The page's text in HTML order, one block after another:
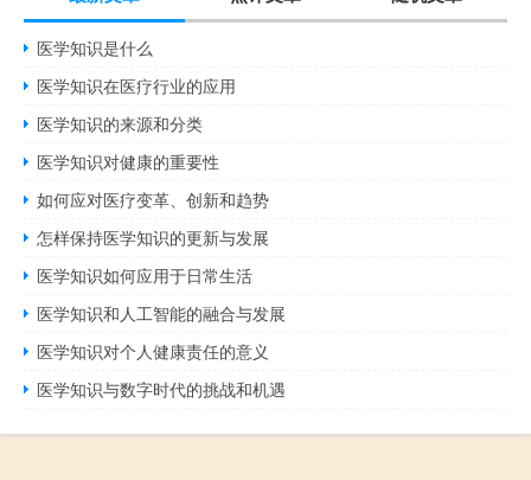
医学知识是什么
医学知识在医疗行业的应用
医学知识的来源和分类
医学知识对健康的重要性
如何应对医疗变革、创新和趋势
怎样保持医学知识的更新与发展
医学知识如何应用于日常生活
医学知识和人工智能的融合与发展
医学知识对个人健康责任的意义
医学知识与数字时代的挑战和机遇